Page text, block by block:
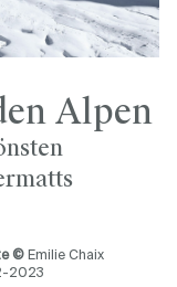
Alpen
© Emilie Chaix
2023